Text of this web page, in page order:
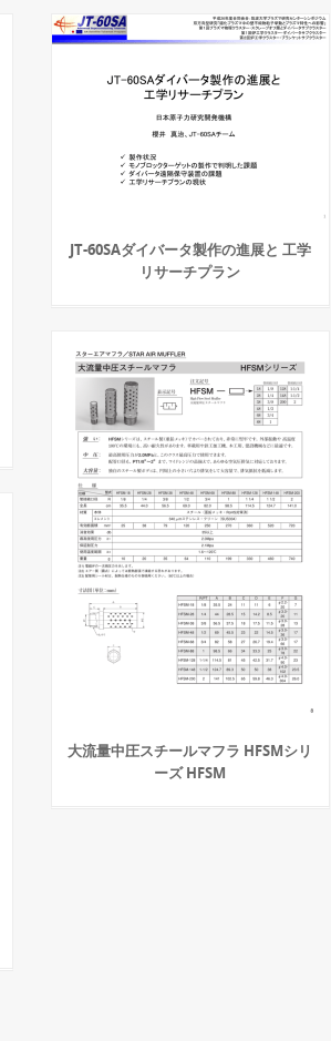
JT-60SAダイバータ製作の進展と 工学
リサーチプラン
大流量中圧スチールマフラ HFSMシリ
ーズ HFSM